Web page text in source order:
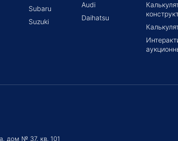
Subaru
Suzuki
Audi
Daihatsu
дом № 37, кв. 101